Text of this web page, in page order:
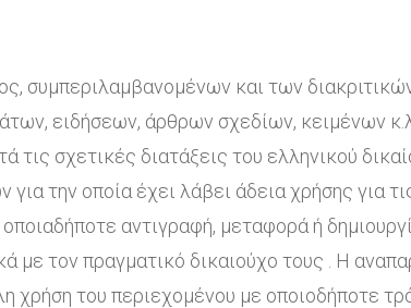
συμπεριλαμβανομένων και των
ειδήσεων, άρθρων σχεδίων, κειμένων
τις σχετικές διατάξεις του ελληνικού
την οποία έχει λάβει άδεια χρήσης για
οποιαδήποτε αντιγραφή, μεταφορά ή
με τον πραγματικό δικαιούχο τους . Η
χρήση του περιεχομένου με οποιοδήποτε